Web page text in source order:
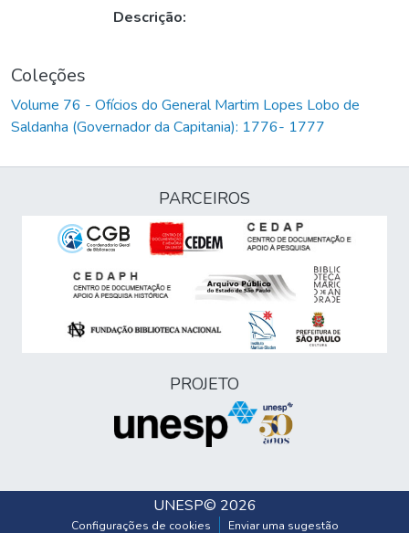
Descrição:
Coleções
Volume 76 - Ofícios do General Martim Lopes Lobo de
Saldanha (Governador da Capitania): 1776- 1777
PARCEIROS
PROJETO
UNESP© 2026
Configurações de cookies Enviar uma sugestão